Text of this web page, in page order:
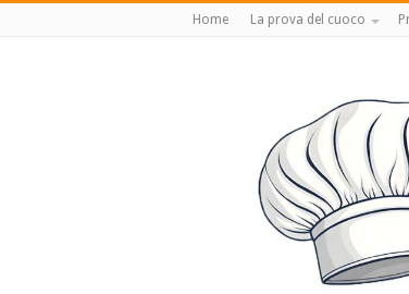
Home La prova del cuoco